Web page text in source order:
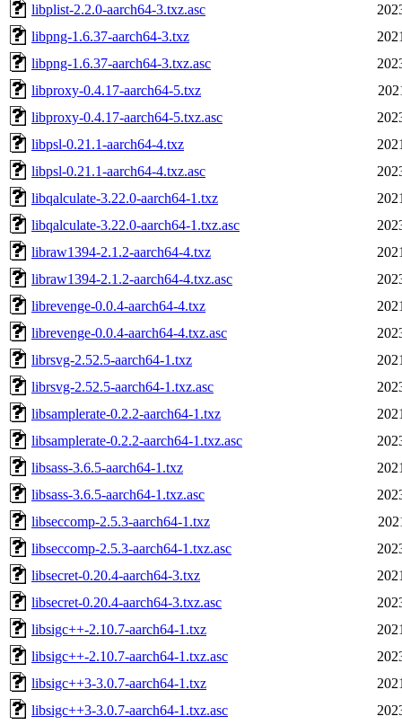
libplist-2.2.0-aarch64-3.txz.asc
libpng-1.6.37-aarch64-3.txz
libpng-1.6.37-aarch64-3.txz.asc
libproxy-0.4.17-aarch64-5.txz
libproxy-0.4.17-aarch64-5.txz.asc
libpsl-0.21.1-aarch64-4.txz
libpsl-0.21.1-aarch64-4.txz.asc
libqalculate-3.22.0-aarch64-1.txz
libqalculate-3.22.0-aarch64-1.txz.asc
libraw1394-2.1.2-aarch64-4.txz
libraw1394-2.1.2-aarch64-4.txz.asc
librevenge-0.0.4-aarch64-4.txz
librevenge-0.0.4-aarch64-4.txz.asc
librsvg-2.52.5-aarch64-1.txz
librsvg-2.52.5-aarch64-1.txz.asc
libsamplerate-0.2.2-aarch64-1.txz
libsamplerate-0.2.2-aarch64-1.txz.asc
libsass-3.6.5-aarch64-1.txz
libsass-3.6.5-aarch64-1.txz.asc
libseccomp-2.5.3-aarch64-1.txz
libseccomp-2.5.3-aarch64-1.txz.asc
libsecret-0.20.4-aarch64-3.txz
libsecret-0.20.4-aarch64-3.txz.asc
libsigc++-2.10.7-aarch64-1.txz
libsigc++-2.10.7-aarch64-1.txz.asc
libsigc++3-3.0.7-aarch64-1.txz
libsigc++3-3.0.7-aarch64-1.txz.asc